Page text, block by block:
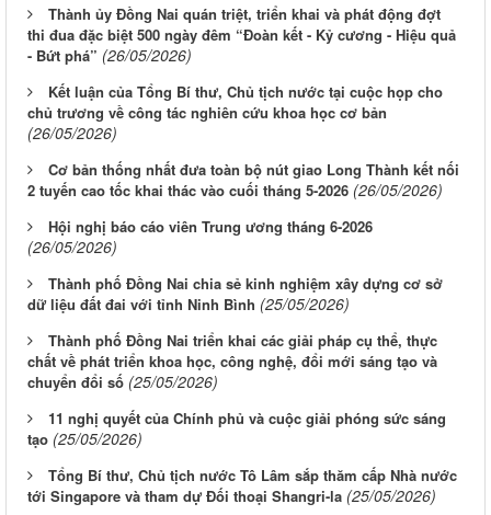
Thành ủy Đồng Nai quán triệt, triển khai và phát động đợt
thi đua đặc biệt 500 ngày đêm “Đoàn kết - Kỷ cương - Hiệu quả
- Bứt phá” (26/05/2026)
Kết luận của Tổng Bí thư, Chủ tịch nước tại cuộc họp cho
chủ trương về công tác nghiên cứu khoa học cơ bản
(26/05/2026)
Cơ bản thống nhất đưa toàn bộ nút giao Long Thành kết nối
2 tuyến cao tốc khai thác vào cuối tháng 5-2026 (26/05/2026)
Hội nghị báo cáo viên Trung ương tháng 6-2026
(26/05/2026)
Thành phố Đồng Nai chia sẻ kinh nghiệm xây dựng cơ sở
dữ liệu đất đai với tỉnh Ninh Bình (25/05/2026)
Thành phố Đồng Nai triển khai các giải pháp cụ thể, thực
chất về phát triển khoa học, công nghệ, đổi mới sáng tạo và
chuyển đổi số (25/05/2026)
11 nghị quyết của Chính phủ và cuộc giải phóng sức sáng
tạo (25/05/2026)
Tổng Bí thư, Chủ tịch nước Tô Lâm sắp thăm cấp Nhà nước
tới Singapore và tham dự Đối thoại Shangri-la (25/05/2026)